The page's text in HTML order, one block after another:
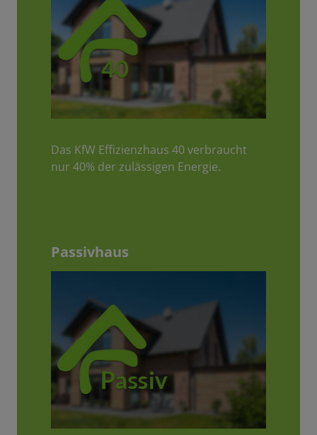
Das KfW Effizienzhaus 40 verbraucht
nur 40% der zulässigen Energie.
Passivhaus